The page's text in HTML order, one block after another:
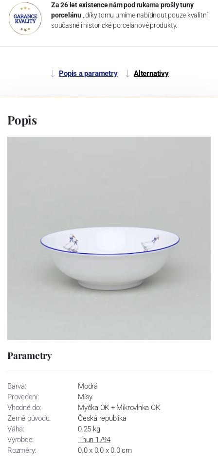
Za 26 let existence nám pod rukama prošly tuny
porcelánu , díky tomu umíme nabídnout pouze kvalitní
současné i historické porcelánové produkty.
Popis a parametry Alternativy
Popis
Parametry
Barva:
Modrá
Provedení:
Mísy
Vhodné do:
Myčka OK + Mikrovlnka OK
Země původu:
Česká republika
Váha:
0.25 kg
Výrobce:
Thun 1794
Rozměry:
0.0 x 0.0 x 0.0 cm